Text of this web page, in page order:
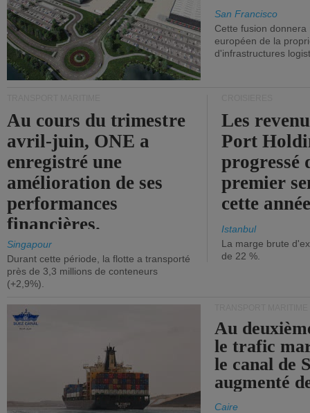
San Francisco
Cette fusion
européen de la
d'infrastructures
Au cours du trimestre
avril-juin, ONE a
enregistré une
amélioration de ses
performances
financières.
Singapour
Durant cette période, la flotte a transporté
près de 3,3 millions de conteneurs
(+2,9%).
Les
Port
progressé
premier
cette
Istanbul
La marge brute
de 22 %.
Au
le trafic
le canal de
augmenté
Caire